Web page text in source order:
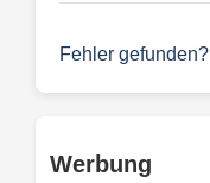
Fehler gefunden?
Werbung